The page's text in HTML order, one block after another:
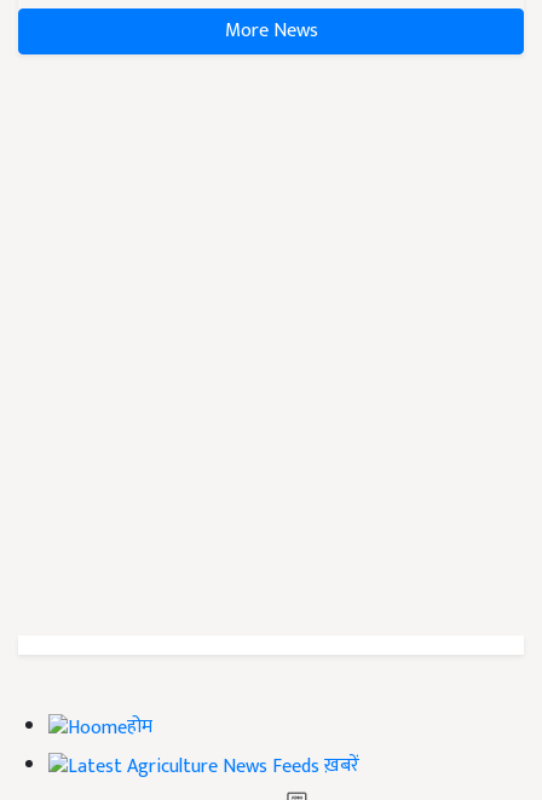
More News
होम
ख़बरें